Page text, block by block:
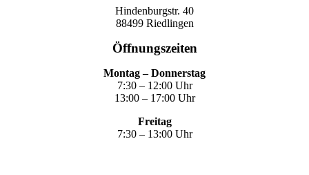
Hindenburgstr. 40
88499 Riedlingen
Öffnungszeiten
Montag – Donnerstag
7:30 – 12:00 Uhr
13:00 – 17:00 Uhr
Freitag
7:30 – 13:00 Uhr